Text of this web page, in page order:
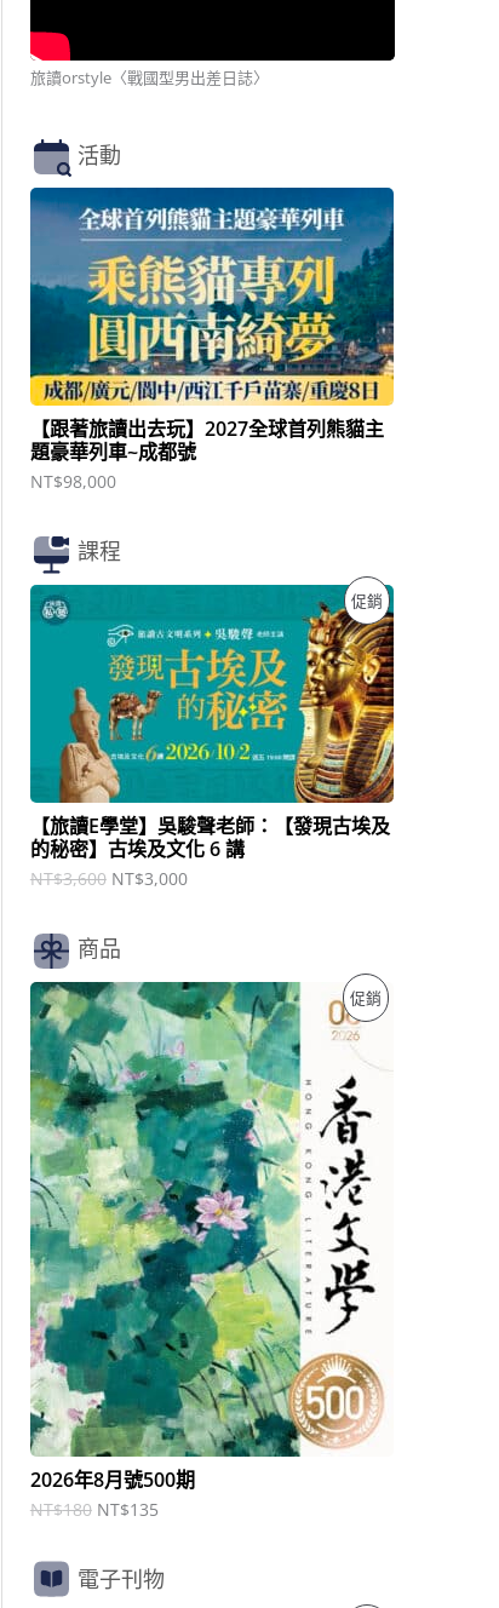
旅讀orstyle〈戰國型男出差日誌〉
活動
【跟著旅讀出去玩】2027全球首列熊貓主
題豪華列車~成都號
NT$98,000
課程
促銷 特
價
商
品
【旅讀E學堂】吳駿聲老師：【發現古埃及
的秘密】古埃及文化 6 講
NT$3,600
價
格
：
N
T
$
3
,
6
0
0
。
NT$3,000
價
格
：
N
T
$
3
0
0
0
。
商品
促銷特
2026年8月號500期
NT$180
原
始
價
格
：
N
T
$
8
0
。
NT$135
前
價
格
：
N
T
1
3
5
。
電子刊物